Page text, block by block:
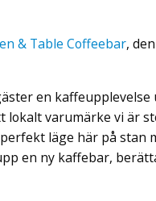
& Table Coffeebar,
en kaffeupplevelse
lokalt varumärke vi är
läge här på stan
en ny kaffebar,